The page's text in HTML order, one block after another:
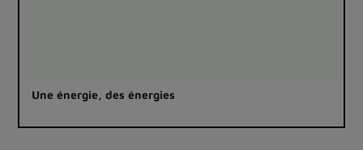
Une énergie, des énergies